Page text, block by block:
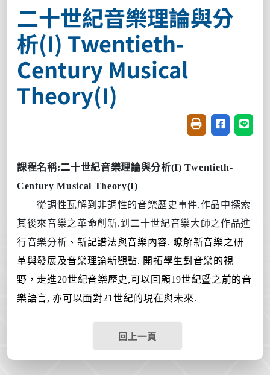
二十世紀音樂理論與分
析(I) Twentieth-
Century Musical
Theory(I)
友善列印(開新視
分享至臉書
分享
課程名稱:二十世紀音樂理論與分析(I) Twentieth-
Century Musical Theory(I)
從調性瓦解到非調性的音樂歷史事件,作品中探索
其後來音樂之革命創新.到二十世紀音樂大師之作品進
行音樂分析 、新記譜法與音樂內容. 瞭解新音樂之研
革與發展及音樂理論新觀點. 開拓學生對音樂的視
野，走進20世紀音樂歷史,可以回顧19世紀暨之前的音
樂語言, 亦可以面對21世紀的現在與未來.
回上一頁